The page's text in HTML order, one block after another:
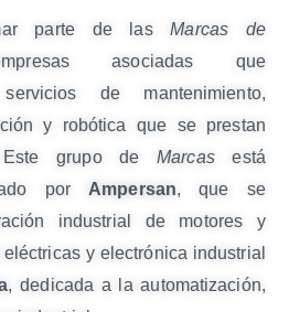
parte de lasMarcas de
asociadas que
de mantenimiento,
y robótica que se prestan
Este grupo deMarcasestá
por Ampersan, que se
industrial de motores y
y electrónica industrial
, dedicada a la automatización,